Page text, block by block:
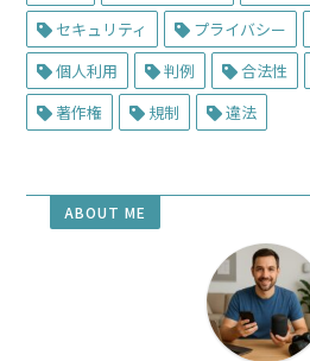
セキュリティ
プライバシー
個人利用
判例 合法性
著作権
規制 違法
ABOUT ME